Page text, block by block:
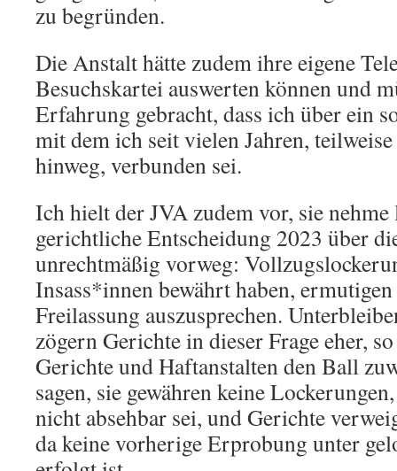
zu begründen.
Die Anstalt hätte zudem ihre eigene
Besuchskartei auswerten können und
Erfahrung gebracht, dass ich über ein
mit dem ich seit vielen Jahren,
hinweg, verbunden sei.
Ich hielt der JVA zudem vor, sie
gerichtliche Entscheidung 2023 über
unrechtmäßig vorweg:
Insass*innen bewährt haben,
Freilassung auszusprechen.
zögern Gerichte in dieser Frage eher,
Gerichte und Haftanstalten den Ball
sagen, sie gewähren keine
nicht absehbar sei, und Gerichte
da keine vorherige Erprobung unter